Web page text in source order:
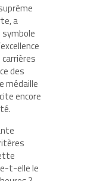
a
des
médaille
encore
t-elle le